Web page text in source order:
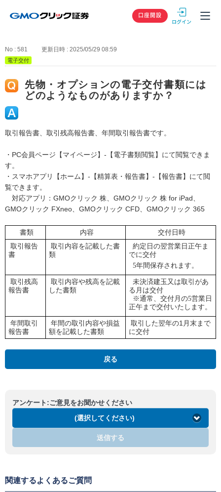
GMOクリック
口座開設
No : 581 更新日時 : 2025/05/29 08:59
電子交付
先物・オプションの電子交付書類には
どのようなものがありますか？
取引報告書、取引残高報告書、年間取引報告書です。
・PC会員ページ【マイページ】-【電子書類閲覧】にて閲覧できま
す。
・スマホアプリ【ホーム】-【精算表・報告書】-【報告書】にて閲
覧できます。
対応アプリ：GMOクリック 株、GMOクリック 株 for iPad、
GMOクリック FXneo、GMOクリック CFD、GMOクリック 365
書類 内容
交付日時
取引報告
書
取引内容を記載した書
類
約定日の翌営業日正午ま
でに交付
5年間保存されます。
取引残高
報告書
取引内容や残高を記載
した書類
未決済建玉又は取引があ
る月は交付
※通常、交付月の5営業日
正午まで交付いたします。
年間取引
報告書
年間の取引内容や損益
額を記載した書類
取引した翌年の1月末まで
に交付
戻る
アンケート:ご意見をお聞かせください
(選択してください)
送信する
関連するよくあるご質問